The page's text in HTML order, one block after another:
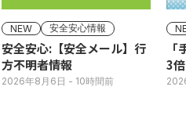
NEW 安全安心情報
安全安心:【安全メール】行
方不明者情報
2026年8月6日 - 10時間前
「
3
内